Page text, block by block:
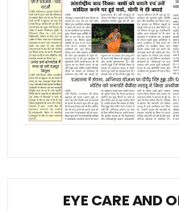
EYE CARE AND